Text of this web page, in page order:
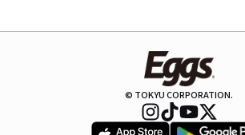
© TOKYU CORPORATION.